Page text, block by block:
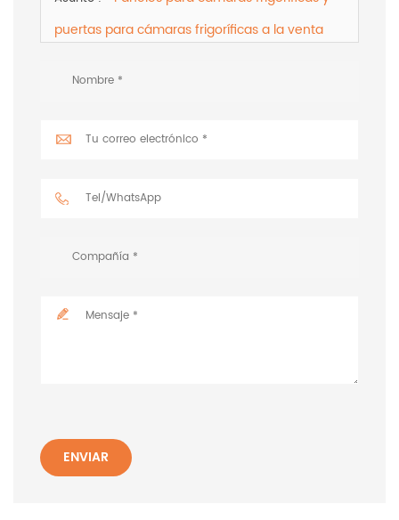
puertas para cámaras frigoríficas a la venta
ENVIAR